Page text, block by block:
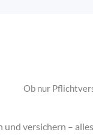
Ob nur
und versichern – alles